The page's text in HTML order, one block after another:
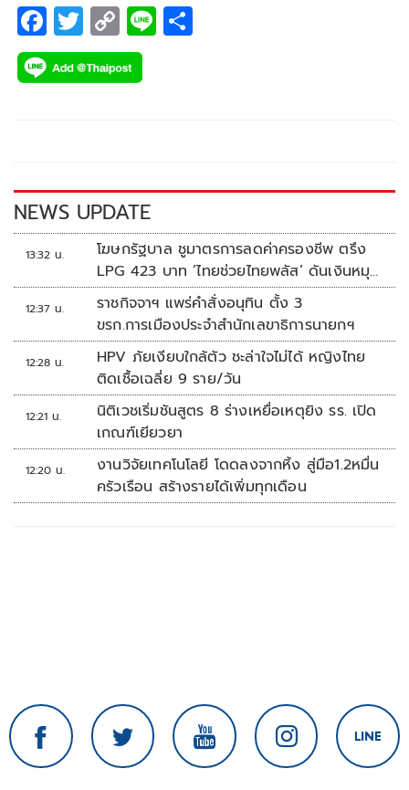
F
ac
e
k
T
wi
tt
C
o
p
k
Li
NEWS UPDATE
13:32 น.
โฆษกรัฐบาล ชูมาตรการลดค่าครองชีพ ตรึง
LPG 423 บาท ‘ไทยช่วยไทยพลัส’ ดันเงินหมุน
แสนล้าน
12:37 น.
ราชกิจจาฯ แพร่คำสั่งอนุทิน ตั้ง 3
ขรก.การเมืองประจำสำนักเลขาธิการนายกฯ
12:28 น.
HPV ภัยเงียบใกล้ตัว ชะล่าใจไม่ได้ หญิงไทย
ติดเชื้อเฉลี่ย 9 ราย/วัน
12:21 น.
นิติเวชเริ่มชันสูตร 8 ร่างเหยื่อเหตุยิง รร. เปิด
เกณฑ์เยียวยา
12:20 น.
งานวิจัยเทคโนโลยี โดดลงจากหิ้ง สู่มือ1.2หมื่น
ครัวเรือน สร้างรายได้เพิ่มทุกเดือน